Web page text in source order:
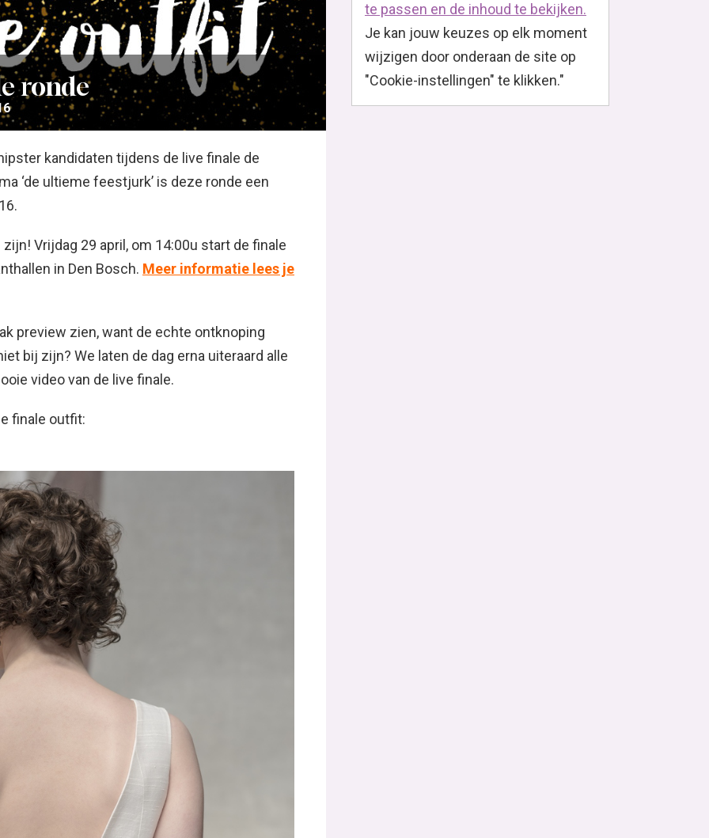
ronde
kandidaten tijdens de live finale de
‘de ultieme feestjurk’ is deze ronde een
Vrijdag 29 april, om 14:00u start de finale
in Den Bosch. Meer informatie lees je
preview zien, want de echte ontknoping
bij zijn? We laten de dag erna uiteraard alle
video van de live finale.
finale outfit:
te passen en de inhoud te bekijken.
Je kan jouw keuzes op elk moment
wijzigen door onderaan de site op
"Cookie-instellingen" te klikken."